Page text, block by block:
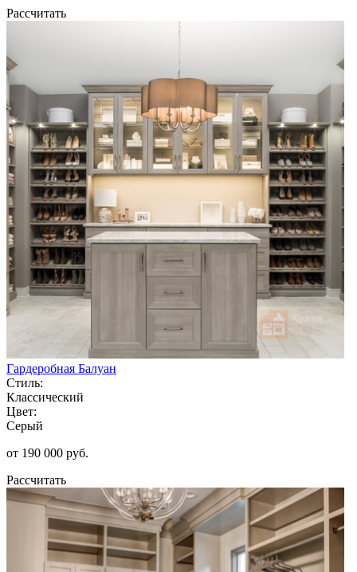
Рассчитать
Гардеробная Балуан
Стиль:
Классический
Цвет:
Серый
от 190 000 руб.
Рассчитать